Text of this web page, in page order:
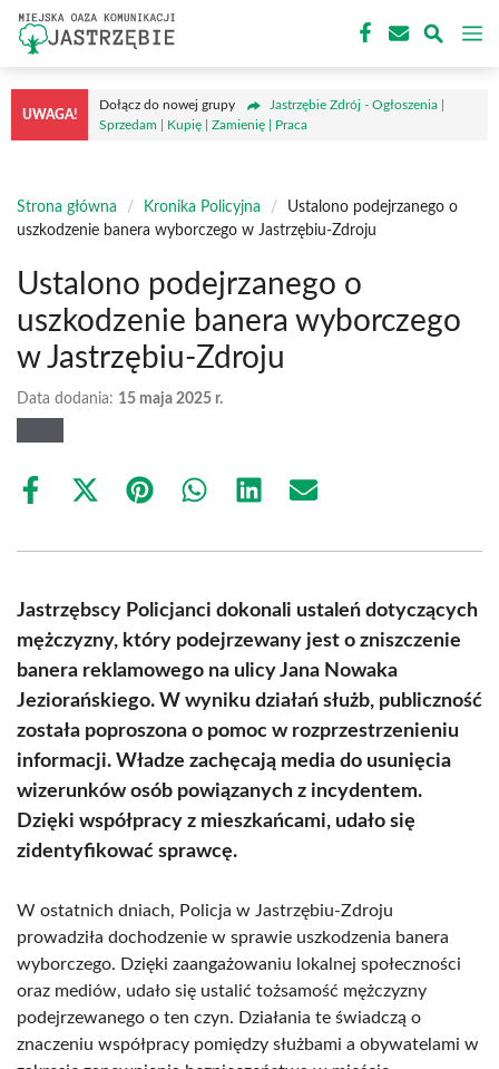
Przejdź
treści
UWAGA!
Dołącz do nowej grupy
Jastrzębie Zdrój - Ogłoszenia |
Sprzedam | Kupię | Zamienię | Praca
Strona główna / Kronika Policyjna /
Ustalono podejrzanego o
uszkodzenie banera wyborczego w Jastrzębiu-Zdroju
Ustalono podejrzanego o
uszkodzenie banera wyborczego
w Jastrzębiu-Zdroju
Data dodania: 15 maja 2025 r.
Share
Share
(Twitter)
Share Share Share Share
Jastrzębscy Policjanci dokonali ustaleń dotyczących
mężczyzny, który podejrzewany jest o zniszczenie
banera reklamowego na ulicy Jana Nowaka
Jeziorańskiego. W wyniku działań służb, publiczność
została poproszona o pomoc w rozprzestrzenieniu
informacji. Władze zachęcają media do usunięcia
wizerunków osób powiązanych z incydentem.
Dzięki współpracy z mieszkańcami, udało się
zidentyfikować sprawcę.
W ostatnich dniach, Policja w Jastrzębiu-Zdroju
prowadziła dochodzenie w sprawie uszkodzenia banera
wyborczego. Dzięki zaangażowaniu lokalnej społeczności
oraz mediów, udało się ustalić tożsamość mężczyzny
podejrzewanego o ten czyn. Działania te świadczą o
znaczeniu współpracy pomiędzy służbami a obywatelami w